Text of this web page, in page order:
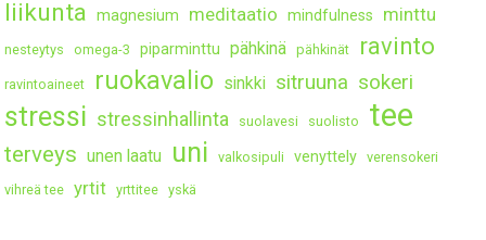
liikunta magnesium meditaatio mindfulness minttu
nesteytys omega-3 piparminttu pähkinä pähkinät ravinto
ravintoaineet ruokavalio sinkki sitruuna sokeri
stressi stressinhallinta suolavesi suolisto tee
terveys unen laatu uni valkosipuli venyttely
verensokeri
vihreä tee
yrtit yrttitee yskä